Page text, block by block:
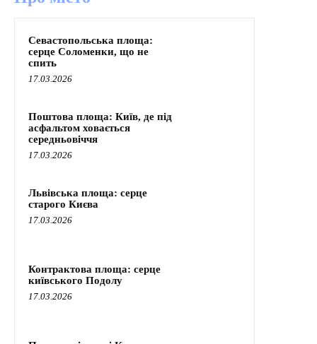
Севастопольська площа:
серце Соломенки, що не
спить
17.03.2026
Поштова площа: Київ, де під
асфальтом ховається
середньовіччя
17.03.2026
Львівська площа: серце
старого Києва
17.03.2026
Контрактова площа: серце
київського Подолу
17.03.2026